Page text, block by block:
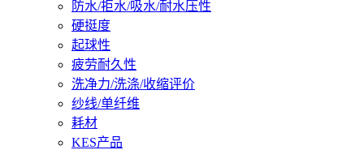
防水/拒水/吸水/耐水压性
硬挺度
起球性
疲劳耐久性
洗净力/洗涤/收缩评价
纱线/单纤维
耗材
KES产品